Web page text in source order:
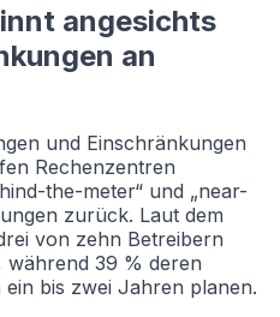
angesichts
an
und Einschränkungen
Rechenzentren
the-meter“ und „near-
zurück. Laut dem
von zehn Betreibern
während 39 % deren
bis zwei Jahren planen.